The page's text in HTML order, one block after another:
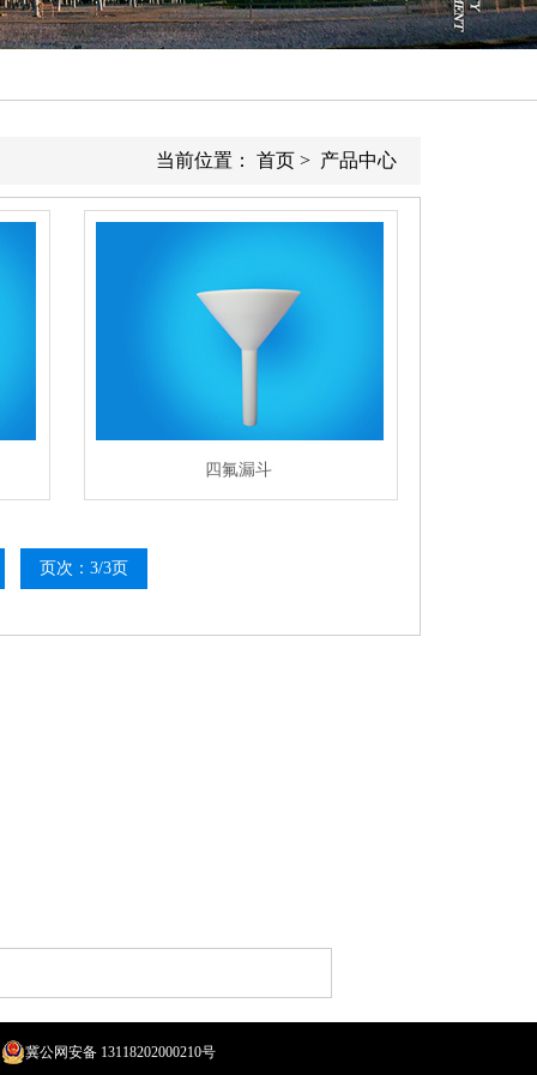
当前位置： 首页 > 产品中心
四氟漏斗
页次：3/3页
冀公网安备 13118202000210号